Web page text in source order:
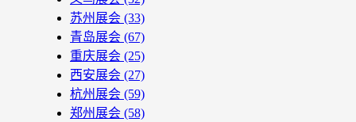
苏州展会 (33)
青岛展会 (67)
重庆展会 (25)
西安展会 (27)
杭州展会 (59)
郑州展会 (58)